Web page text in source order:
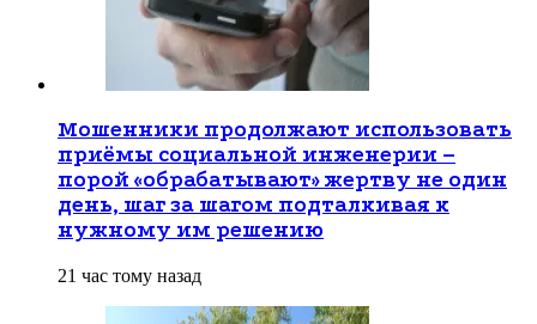
Мошенники продолжают использовать
приёмы социальной инженерии –
порой «обрабатывают» жертву не один
день, шаг за шагом подталкивая к
нужному им решению
21 час тому назад